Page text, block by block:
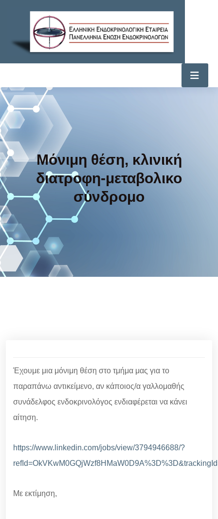
Μόνιμη θέση, κλινική
διατροφη-μεταβολικο
σύνδρομο
Έχουμε μια μόνιμη θέση στο τμήμα μας για το
παραπάνω αντικείμενο, αν κάποιος/α γαλλομαθής
συνάδελφος ενδοκρινολόγος ενδιαφέρεται να κάνει
αίτηση.
https://www.linkedin.com/jobs/view/3794946688/?
Με εκτίμηση,